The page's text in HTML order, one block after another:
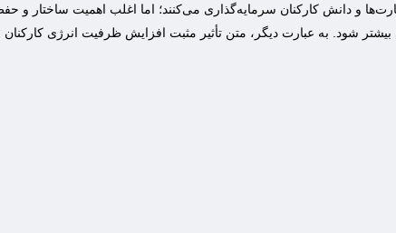
دانش کارکنان سرمایه‌گذاری می‌کنند؛ اما اغلب اهمیت ساختار و حفظ
شود. به عبارت دیگر، متن تأثیر مثبت افزایش ظرفیت انرژی